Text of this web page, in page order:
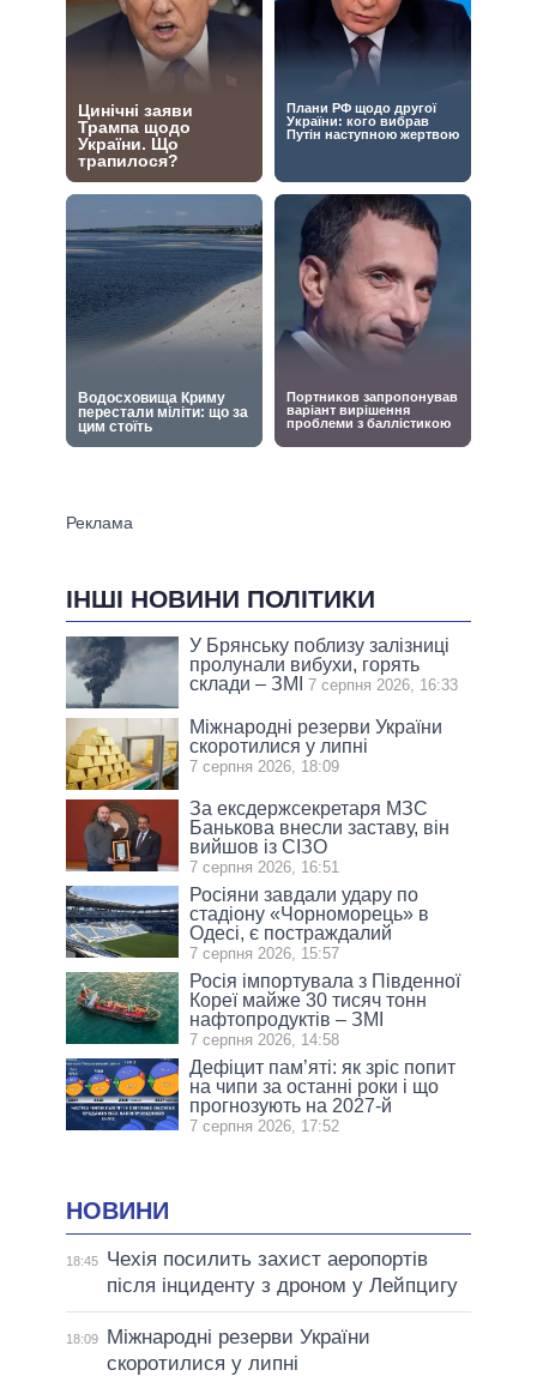
ІНШІ НОВИНИ ПОЛІТИКИ
У Брянську поблизу залізниці
пролунали вибухи, горять
склади – ЗМІ
7 серпня 2026, 16:33
Міжнародні резерви України
скоротилися у липні
7 серпня 2026, 18:09
За ексдержсекретаря МЗС
Банькова внесли заставу, він
вийшов із СІЗО
7 серпня 2026, 16:51
Росіяни завдали удару по
стадіону «Чорноморець» в
Одесі, є постраждалий
7 серпня 2026, 15:57
Росія імпортувала з Південної
Кореї майже 30 тисяч тонн
нафтопродуктів – ЗМІ
7 серпня 2026, 14:58
Дефіцит пам’яті: як зріс попит
на чипи за останні роки і що
прогнозують на 2027-й
7 серпня 2026, 17:52
НОВИНИ
18:45
Чехія посилить захист аеропортів
після інциденту з дроном у Лейпцигу
18:09
Міжнародні резерви України
скоротилися у липні